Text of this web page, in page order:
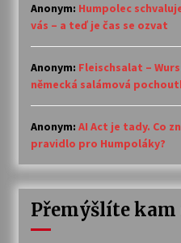
Anonym: Humpolec
vás – a teď je čas se ozvat
Anonym: Fleischsalat –
německá salámová
Anonym: AI Act je tady. Co
pravidlo pro Humpoláky?
Přemýšlíte kam